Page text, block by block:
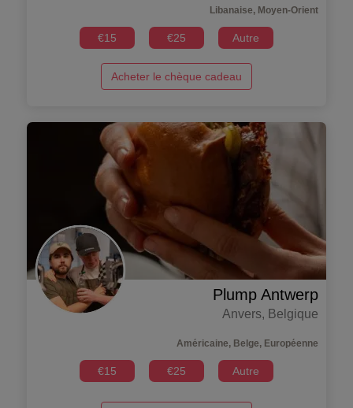
Libanaise, Moyen-Orient
€15 €25 Autre
Acheter le chèque cadeau
Plump Antwerp
Anvers, Belgique
Américaine, Belge, Européenne
€15 €25 Autre